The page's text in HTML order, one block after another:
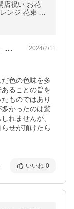
店祝い お花
ンジ 花束 誕
会 ペットお
お花屋さんにコメントが残せるため、選ん… 2024/2/11
色の色味を多
ることの旨を
ものではあり
多かったのは驚
れませんが、
せが頂けたら
いいね 0